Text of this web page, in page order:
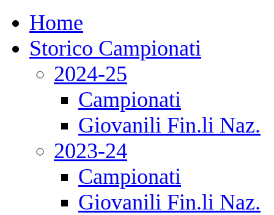
Home
Storico Campionati
2024-25
Campionati
Giovanili Fin.li Naz.
2023-24
Campionati
Giovanili Fin.li Naz.